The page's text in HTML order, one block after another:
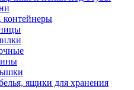
контейнеры
ящики для хранения